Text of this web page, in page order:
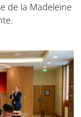
de la Madeleine